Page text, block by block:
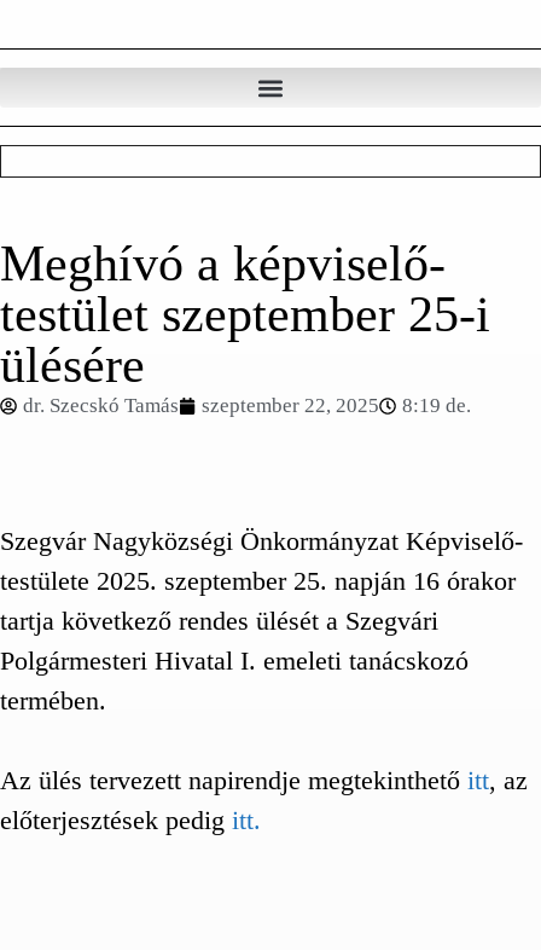
Meghívó a képviselő-
testület szeptember 25-i
ülésére
dr. Szecskó Tamás szeptember 22, 2025 8:19 de.
Szegvár Nagyközségi Önkormányzat Képviselő-
testülete 2025. szeptember 25. napján 16 órakor
tartja következő rendes ülését a Szegvári
Polgármesteri Hivatal I. emeleti tanácskozó
termében.
Az ülés tervezett napirendje megtekinthető itt, az
előterjesztések pedig itt.